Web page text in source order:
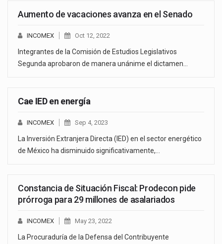
Aumento de vacaciones avanza en el Senado
INCOMEX Oct 12, 2022
Integrantes de la Comisión de Estudios Legislativos
Segunda aprobaron de manera unánime el dictamen…
Cae IED en energía
INCOMEX Sep 4, 2023
La Inversión Extranjera Directa (IED) en el sector energético
de México ha disminuido significativamente,…
Constancia de Situación Fiscal: Prodecon pide
prórroga para 29 millones de asalariados
INCOMEX May 23, 2022
La Procuraduría de la Defensa del Contribuyente